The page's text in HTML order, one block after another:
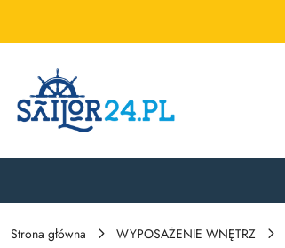
Strona główna WYPOSAŻENIE WNĘTRZ